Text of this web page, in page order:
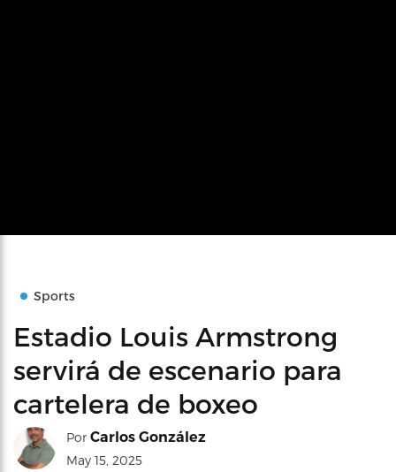
Sports
Estadio Louis Armstrong
servirá de escenario para
cartelera de boxeo
Por Carlos González
May 15, 2025